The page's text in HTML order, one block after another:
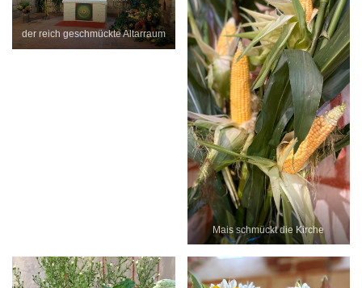
der reich geschmückte Altarraum
Mais schmückt die Kirche